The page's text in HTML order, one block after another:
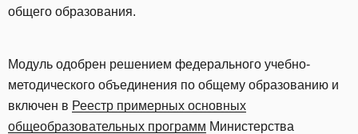
общего образования.
Модуль одобрен решением федерального учебно-
методического объединения по общему образованию и
включен в Реестр примерных основных
общеобразовательных программ Министерства